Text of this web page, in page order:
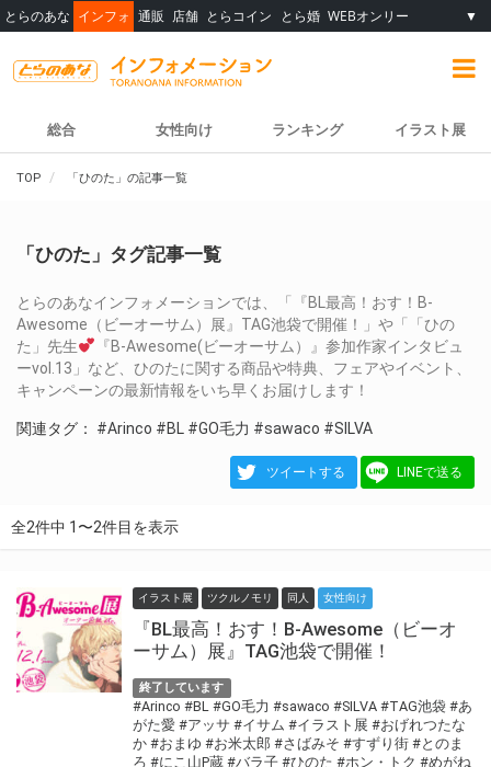
とらのあな インフォ 通販 店舗 とらコイン とら婚 WEBオンリー ▼
総合 女性向け ランキング イラスト展
TOP 「ひのた」の記事一覧
「ひのた」タグ記事一覧
とらのあなインフォメーションでは、「『BL最高！おす！B-
Awesome（ビーオーサム）展』TAG池袋で開催！」や「「ひの
た」先生
『B-Awesome(ビーオーサム）』参加作家インタビュ
ーvol.13」など、ひのたに関する商品や特典、フェアやイベント、
キャンペーンの最新情報をいち早くお届けします！
関連タグ： #Arinco #BL #GO毛力 #sawaco #SILVA
ツイートする LINEで送る
全2件中 1〜2件目を表示
イラスト展 ツクルノモリ 同人 女性向け
『BL最高！おす！B-Awesome（ビーオ
ーサム）展』TAG池袋で開催！
終了しています
#Arinco #BL #GO毛力 #sawaco #SILVA #TAG池袋 #あ
がた愛 #アッサ #イサム #イラスト展 #おげれつたな
か #おまゆ #お米太郎 #さばみそ #すずり街 #とのま
ろ #にこ山P蔵 #バラ子 #ひのた #ホン・トク #めがね